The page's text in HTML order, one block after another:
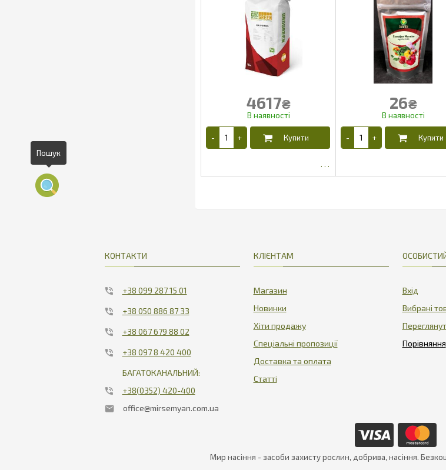
4617₴ 26₴
КОНТАКТИ
+38 099 287 15 01
+38 050 886 87 33
+38 067 679 88 02
+38 097 8 420 400
БАГАТОКАНАЛЬНИЙ:
+38(0352) 420-400
office@mirsemyan.com.ua
КЛІЄНТАМ
Магазин
Новинки
Хіти продажу
Спеціальні пропозиції
Доставка та оплата
Статті
Вхід
Вибрані
Мир насіння - засоби захисту рослин, добрива, насіння.